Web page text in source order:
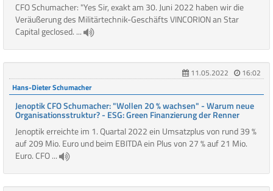
CFO Schumacher: "Yes Sir, exakt am 30. Juni 2022 haben wir die
Veräußerung des Militärtechnik-Geschäfts VINCORION an Star
Capital geclosed. ...
11.05.2022
16:02
Hans-Dieter Schumacher
Jenoptik CFO Schumacher: "Wollen 20 % wachsen" - Warum neue
Organisationsstruktur? - ESG: Green Finanzierung der Renner
Jenoptik erreichte im 1. Quartal 2022 ein Umsatzplus von rund 39 %
auf 209 Mio. Euro und beim EBITDA ein Plus von 27 % auf 21 Mio.
Euro. CFO ...